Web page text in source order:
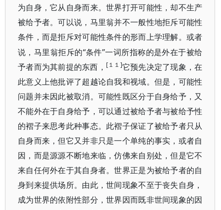
为自身，它从自身而来。世界打开可能性，却不生产
被给予者。可以说，马里翁并不一般性地拒斥可能性
条件，而是拒斥对可能性条件的形而上学理解。或者
说，马里翁拒斥的“条件”一词所指称的是外在于被给
予者而为其前提的东西， [１１]它预先决定了现象，在
此意义上他批评了超越论自我和视域。但是， 可能性
问题并未因此被取消。可能性既区分于自身给予，又
不能外在于自身给予，可以通过被给予者与被给予性
的褶子来思考此种事态。此褶子保证了被给予者只从
自身而来，但它又并非只是一个单纯的事实，或者自
因，而是源源不断地来临，仿佛来自别处，但是它不
来自任何外在于其自身者。世界正是为被给予者的自
身到来提供场所。由此，世间现象不至于丧失自身，
成为世界的依附性部分，世界因而既非世间现象的因